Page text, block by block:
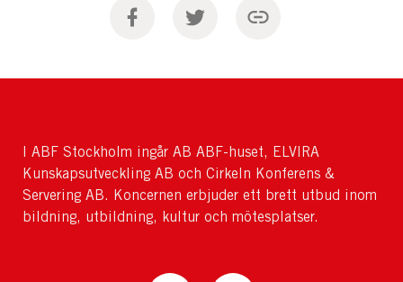
I ABF Stockholm ingår AB ABF-huset, ELVIRA
Kunskapsutveckling AB och Cirkeln Konferens &
Servering AB. Koncernen erbjuder ett brett utbud inom
bildning, utbildning, kultur och mötesplatser.